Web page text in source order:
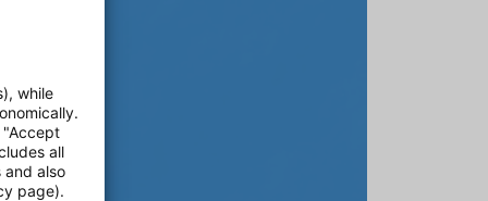
while
"Accept
all
and also
page).